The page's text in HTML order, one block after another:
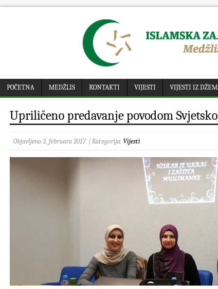
POČETNA MEDŽLIS KONTAKTI VIJESTI VIJESTI IZ
Upriličeno predavanje povodom
Objavljeno 2. februara 2017. | Kategorija: Vijesti